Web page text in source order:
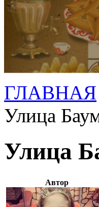
ГЛАВНАЯ
Улица
Улица
Автор